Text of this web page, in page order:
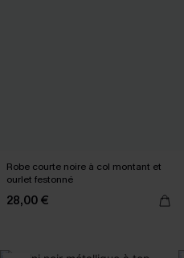
Robe courte noire à col montant et
ourlet festonné
28,00 €